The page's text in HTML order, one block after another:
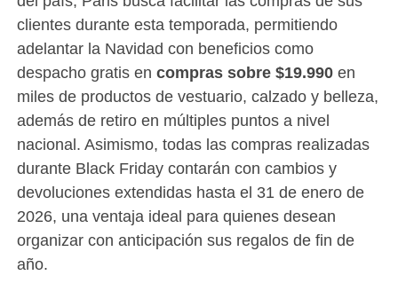
clientes durante esta temporada, permitiendo
adelantar la Navidad con beneficios como
despacho gratis en compras sobre $19.990en
miles de productos de vestuario, calzado y belleza,
además de retiro en múltiples puntos a nivel
nacional. Asimismo, todas las compras realizadas
durante Black Friday contarán con cambios y
devoluciones extendidas hasta el 31 de enero de
2026, una ventaja ideal para quienes desean
organizar con anticipación sus regalos de fin de
año.